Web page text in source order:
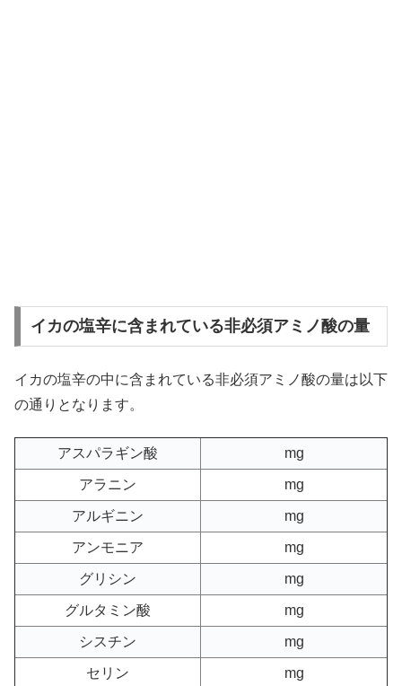
イカの塩辛に含まれている非必須アミノ酸の量
イカの塩辛の中に含まれている非必須アミノ酸の量は以下
の通りとなります。
アスパラギン酸 mg
アラニン mg
アルギニン mg
アンモニア mg
グリシン mg
グルタミン酸 mg
シスチン mg
セリン mg